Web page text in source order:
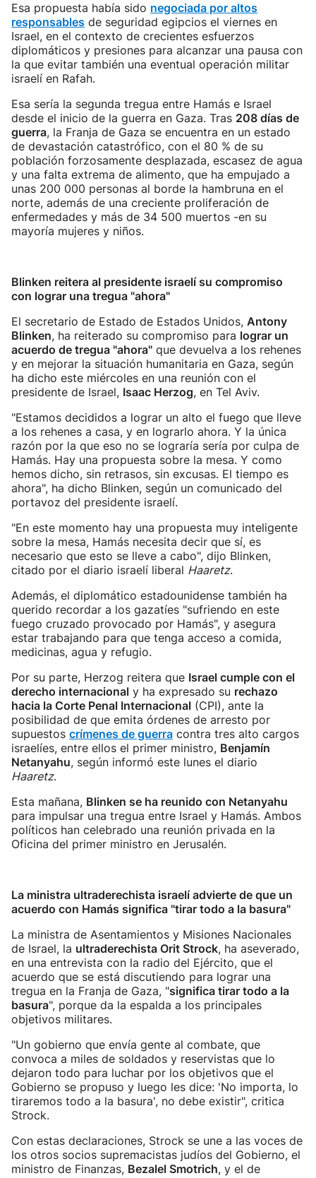
Esa propuesta había sido negociada por altos
responsables de seguridad egipcios el viernes en
Israel, en el contexto de crecientes esfuerzos
diplomáticos y presiones para alcanzar una pausa con
la que evitar también una eventual operación militar
israelí en Rafah.
Esa sería la segunda tregua entre Hamás e Israel
desde el inicio de la guerra en Gaza. Tras 208 días de
guerra, la Franja de Gaza se encuentra en un estado
de devastación catastrófico, con el 80 % de su
población forzosamente desplazada, escasez de agua
y una falta extrema de alimento, que ha empujado a
unas 200 000 personas al borde la hambruna en el
norte, además de una creciente proliferación de
enfermedades y más de 34 500 muertos -en su
mayoría mujeres y niños.
Blinken reitera al presidente israelí su compromiso
con lograr una tregua "ahora"
El secretario de Estado de Estados Unidos, Antony
Blinken, ha reiterado su compromiso para lograr un
acuerdo de tregua "ahora" que devuelva a los rehenes
y en mejorar la situación humanitaria en Gaza, según
ha dicho este miércoles en una reunión con el
presidente de Israel, Isaac Herzog, en Tel Aviv.
"Estamos decididos a lograr un alto el fuego que lleve
a los rehenes a casa, y en lograrlo ahora. Y la única
razón por la que eso no se lograría sería por culpa de
Hamás. Hay una propuesta sobre la mesa. Y como
hemos dicho, sin retrasos, sin excusas. El tiempo es
ahora", ha dicho Blinken, según un comunicado del
portavoz del presidente israelí.
"En este momento hay una propuesta muy inteligente
sobre la mesa, Hamás necesita decir que sí, es
necesario que esto se lleve a cabo", dijo Blinken,
citado por el diario israelí liberal Haaretz.
Además, el diplomático estadounidense también ha
querido recordar a los gazatíes "sufriendo en este
fuego cruzado provocado por Hamás", y asegura
estar trabajando para que tenga acceso a comida,
medicinas, agua y refugio.
Por su parte, Herzog reitera que Israel cumple con el
derecho internacional y ha expresado su rechazo
hacia la Corte Penal Internacional (CPI), ante la
posibilidad de que emita órdenes de arresto por
supuestos crímenes de guerra contra tres alto cargos
israelíes, entre ellos el primer ministro, Benjamín
Netanyahu, según informó este lunes el diario
Haaretz.
Esta mañana, Blinken se ha reunido con Netanyahu
para impulsar una tregua entre Israel y Hamás. Ambos
políticos han celebrado una reunión privada en la
Oficina del primer ministro en Jerusalén.
La ministra ultraderechista israelí advierte de que un
acuerdo con Hamás significa "tirar todo a la basura"
La ministra de Asentamientos y Misiones Nacionales
de Israel, la ultraderechista Orit Strock, ha aseverado,
en una entrevista con la radio del Ejército, que el
acuerdo que se está discutiendo para lograr una
tregua en la Franja de Gaza, "significa tirar todo a la
basura", porque da la espalda a los principales
objetivos militares.
"Un gobierno que envía gente al combate, que
convoca a miles de soldados y reservistas que lo
dejaron todo para luchar por los objetivos que el
Gobierno se propuso y luego les dice: 'No importa, lo
tiraremos todo a la basura', no debe existir", critica
Strock.
Con estas declaraciones, Strock se une a las voces de
los otros socios supremacistas judíos del Gobierno, el
ministro de Finanzas, Bezalel Smotrich, y el de